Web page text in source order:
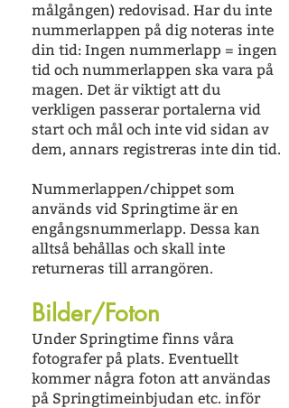
målgången) redovisad. Har du inte
nummerlappen på dig noteras inte
din tid: Ingen nummerlapp = ingen
tid och nummerlappen ska vara på
magen. Det är viktigt att du
verkligen passerar portalerna vid
start och mål och inte vid sidan av
dem, annars registreras inte din tid.
Nummerlappen/chippet som
används vid Springtime är en
engångsnummerlapp. Dessa kan
alltså behållas och skall inte
returneras till arrangören.
Bilder/Foton
Under Springtime finns våra
fotografer på plats. Eventuellt
kommer några foton att användas
på Springtimeinbjudan etc. inför